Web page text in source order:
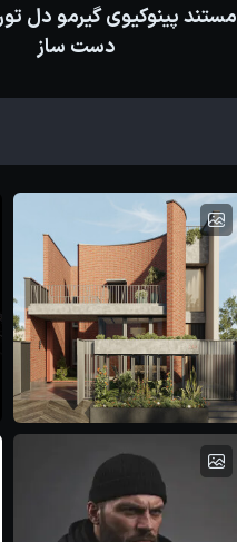
مستند پینوکیوی گیرمو دل
دست ساز
brick house
فاطمه موثقی